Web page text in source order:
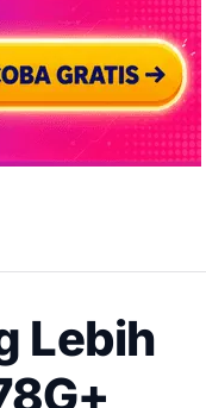
Lebih